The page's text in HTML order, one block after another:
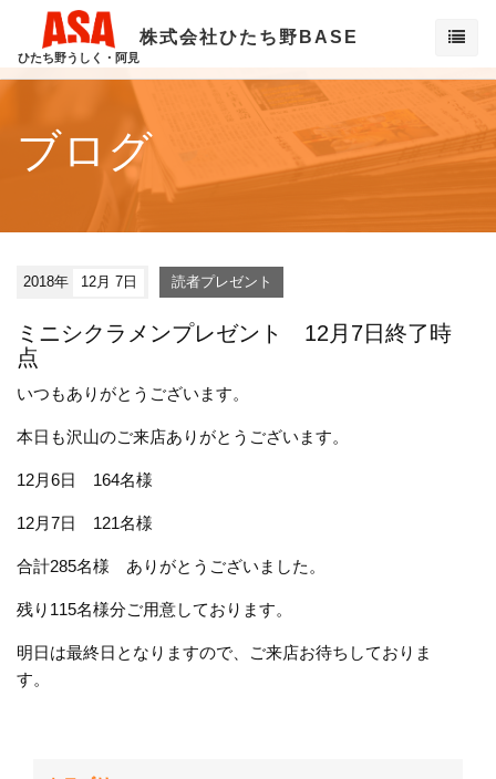
ひたち野うしく・阿見
株式会社ひたち野BASE
ブログ
2018年 12月 7日 読者プレゼント
ミニシクラメンプレゼント 12月7日終了時
点
いつもありがとうございます。
本日も沢山のご来店ありがとうございます。
12月6日 164名様
12月7日 121名様
合計285名様 ありがとうございました。
残り115名様分ご用意しております。
明日は最終日となりますので、ご来店お待ちしておりま
す。